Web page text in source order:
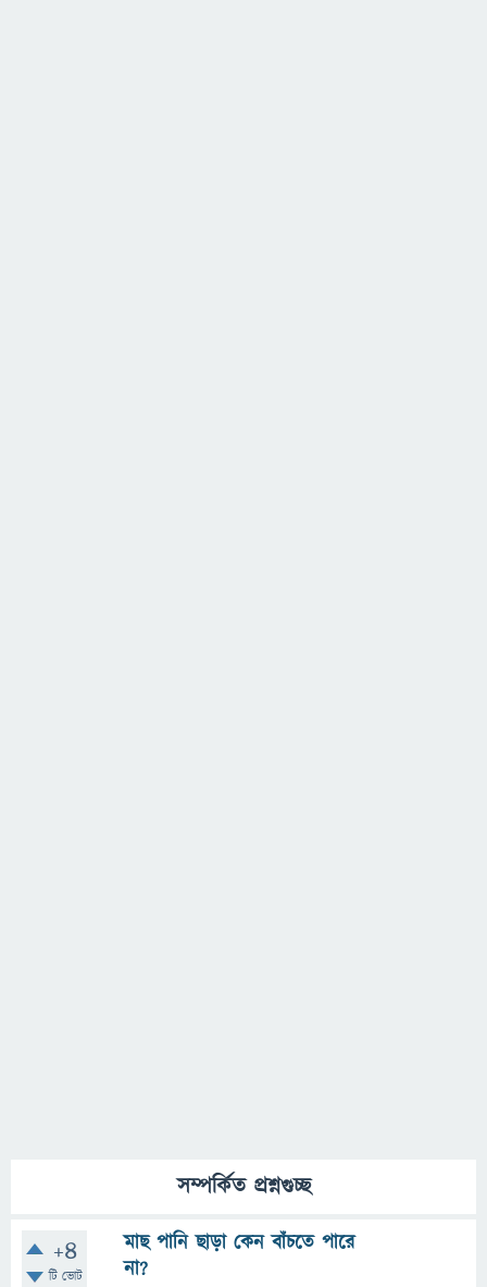
সম্পর্কিত প্রশ্নগুচ্ছ
+4
টি ভোট
মাছ পানি ছাড়া কেন বাঁচতে পারে
না?